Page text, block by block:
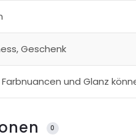
Geschenk
und Glanz
0